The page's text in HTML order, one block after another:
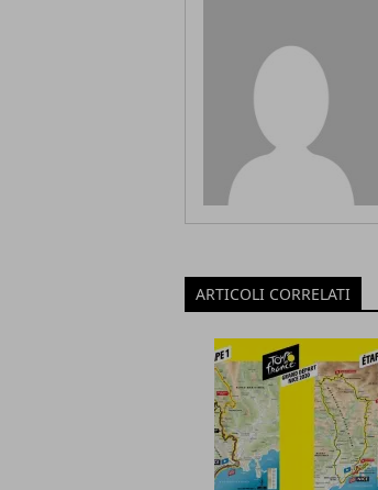
ARTICOLI CORRELATI